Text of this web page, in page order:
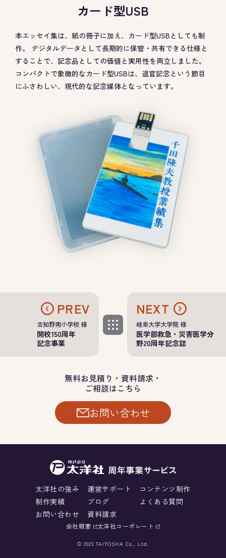
カード型USB
本エッセイ集は、紙の冊子に加え、カード型USBとしても制
作。
デジタルデータとして長期的に保管・共有できる仕様と
することで、記念品としての価値と実用性を両立しました。
コンパクトで象徴的なカード型USBは、退官記念という節目
にふさわしい、現代的な記念媒体となっています。
PREV
古知野南小学校 様
開校150周年
記念事業
NEXT
岐阜大学大学院 様
医学部救急・災害医学分
野20周年記念誌
無料お見積り・資料請求・
ご相談はこちら
お問い合わせ
太洋社の強み 運営サポート
コンテンツ制作
制作実績
ブログ
よくある質問
お問い合わせ
資料請求
会社概要 太洋社コーポレート
© 2023 TAIYOSHA Co., Ltd.